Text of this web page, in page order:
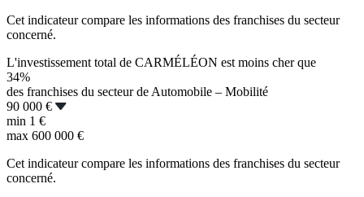
Cet indicateur compare les informations des franchises du secteur
concerné.
L'investissement total de CARMÉLÉON est moins cher que
34%
des franchises du secteur de Automobile – Mobilité
90 000 €
min 1 €
max 600 000 €
Cet indicateur compare les informations des franchises du secteur
concerné.